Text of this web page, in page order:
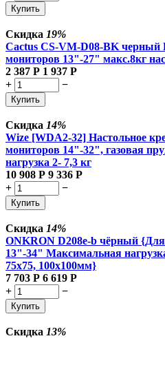
Купить
Скидка 19%
Cactus CS-VM-D08-BK черный
мониторов 13"-27" макс.8кг
2 387 Р 1 937 Р
+
−
Купить
Скидка 14%
Wize [WDA2-32] Настольное
мониторов 14"-32", газовая
нагрузка 2- 7,3 кг
10 908 Р 9 336 Р
+
−
Купить
Скидка 14%
ONKRON D208e-b чёрный
13"-34" Максимальная
75x75, 100х100мм}
7 703 Р 6 619 Р
+
−
Купить
Скидка 13%